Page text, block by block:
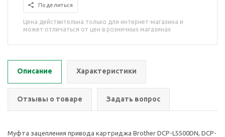
Поделиться
Цена действительна только для интернет-магазина и
может отличаться от цен в розничных магазинах
Описание Характеристики
Отзывы о товаре Задать вопрос
Муфта зацепления привода картриджа Brother DCP-L5500DN, DCP-